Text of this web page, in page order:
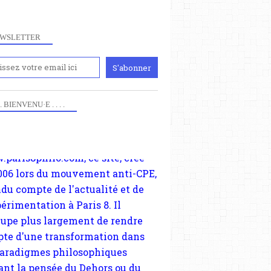
. BIENVENU·E . . . .
ce site, créé
lors du mouvement anti-CPE,
d'une transformation dans
philosophiques
la pensée du Dehors ou du
omme la nomme les
classique. Nous
quant à nous déjà basculé
dans la modernité